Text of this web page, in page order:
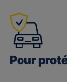
Pour